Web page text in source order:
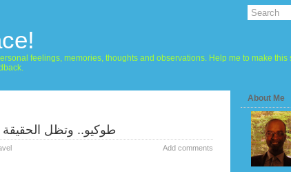
feelings, memories, thoughts and observations. Help me to make
طوكيو.. وتظل الحقيقة
Add comments
About Me